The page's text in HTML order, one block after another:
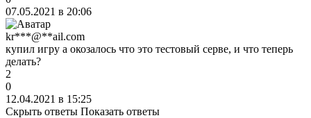
07.05.2021 в 20:06
kr***@**ail.com
купил игру а окозалось что это тестовый серве, и что теперь
делать?
2
0
12.04.2021 в 15:25
Скрыть ответы Показать ответы